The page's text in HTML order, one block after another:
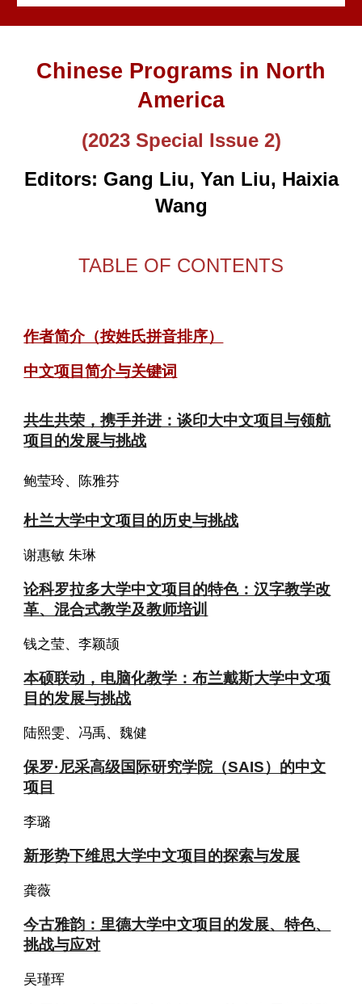
Chinese Programs in North
America
(2023 Special Issue 2)
Editors: Gang Liu, Yan Liu, Haixia
Wang
TABLE OF CONTENTS
作者简介（按姓氏拼音排序）
中文项目简介与关键词
共生共荣，携手并进：谈印大中文项目与领航
项目的发展与挑战
鲍莹玲、陈雅芬
杜兰大学中文项目的历史与挑战
谢惠敏 朱琳
论科罗拉多大学中文项目的特色：汉字教学改
革、混合式教学及教师培训
钱之莹、李颖颉
本硕联动，电脑化教学：布兰戴斯大学中文项
目的发展与挑战
陆熙雯、冯禹、魏健
保罗·尼采高级国际研究学院（SAIS）的中文
项目
李璐
新形势下维思大学中文项目的探索与发展
龚薇
今古雅韵：里德大学中文项目的发展、特色、
挑战与应对
吴瑾珲